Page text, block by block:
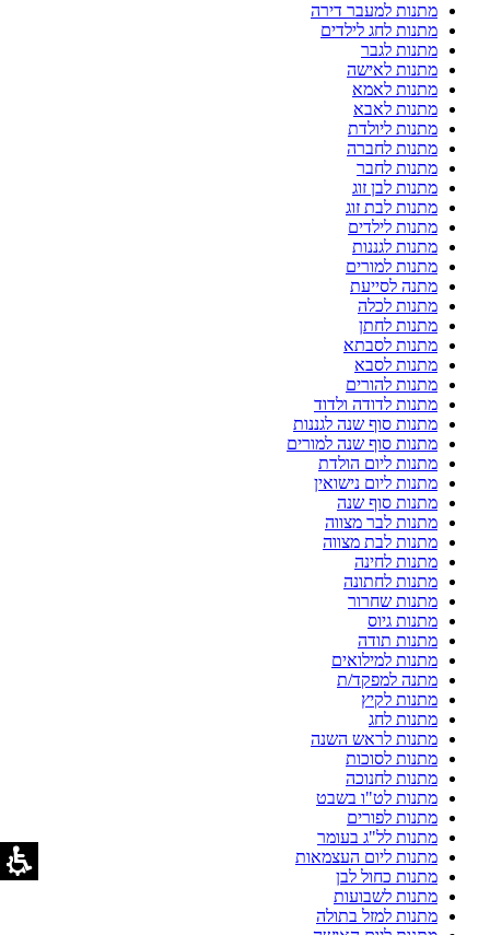
מתנות למעבר דירה
מתנות לחג לילדים
מתנות לגבר
מתנות לאישה
מתנות לאמא
מתנות לאבא
מתנות ליולדת
מתנות לחברה
מתנות לחבר
מתנות לבן זוג
מתנות לבת זוג
מתנות לילדים
מתנות לגננות
מתנות למורים
מתנה לסייעת
מתנות לכלה
מתנות לחתן
מתנות לסבתא
מתנות לסבא
מתנות להורים
מתנות לדודה ולדוד
מתנות סוף שנה לגננות
מתנות סוף שנה למורים
מתנות ליום הולדת
מתנות ליום נישואין
מתנות סוף שנה
מתנות לבר מצווה
מתנות לבת מצווה
מתנות לחינה
מתנות לחתונה
מתנות שחרור
מתנות גיוס
מתנות תודה
מתנות למילואים
מתנה למפקד/ת
מתנות לקיץ
מתנות לחג
מתנות לראש השנה
מתנות לסוכות
מתנות לחנוכה
מתנות לט"ו בשבט
מתנות לפורים
מתנות לל"ג בעומר
מתנות ליום העצמאות
מתנות כחול לבן
מתנות לשבועות
מתנות למזל בתולה